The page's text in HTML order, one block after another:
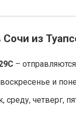
из
–
и
четверг,